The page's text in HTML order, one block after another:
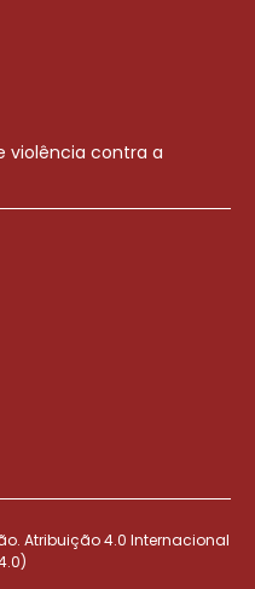
violência contra a
Atribuição 4.0 Internacional